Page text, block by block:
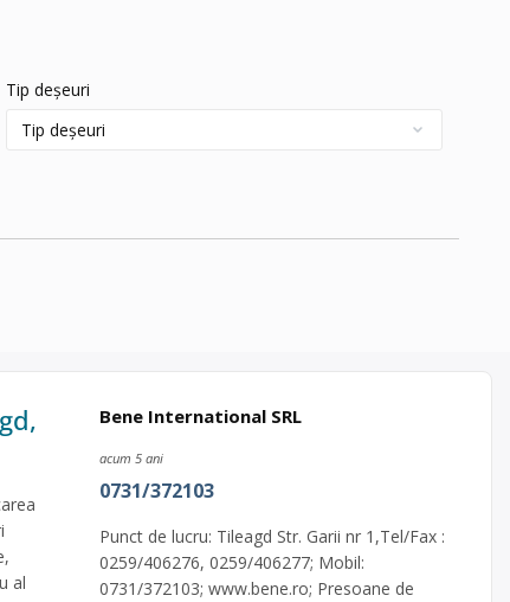
Tip deșeuri
al
Bene International SRL
acum 5 ani
0731/372103
Punct de lucru: Tileagd Str. Garii nr 1,Tel/Fax :
0259/406276, 0259/406277; Mobil:
0731/372103; www.bene.ro; Presoane de